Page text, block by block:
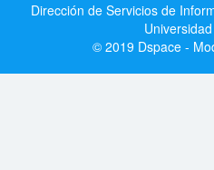
Dirección de Servicios de
© 2019 Dspace -